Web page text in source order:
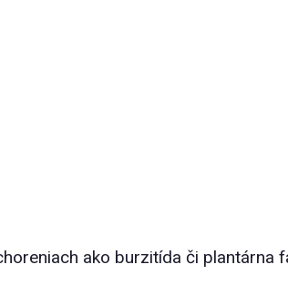
ako burzitída či plantárna